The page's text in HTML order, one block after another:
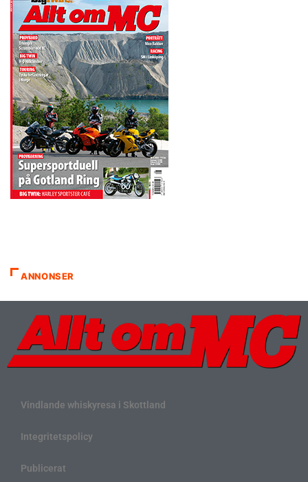
ANNONSER
Vindlande whiskyresa i Skottland
Integritetspolicy
Publicerat